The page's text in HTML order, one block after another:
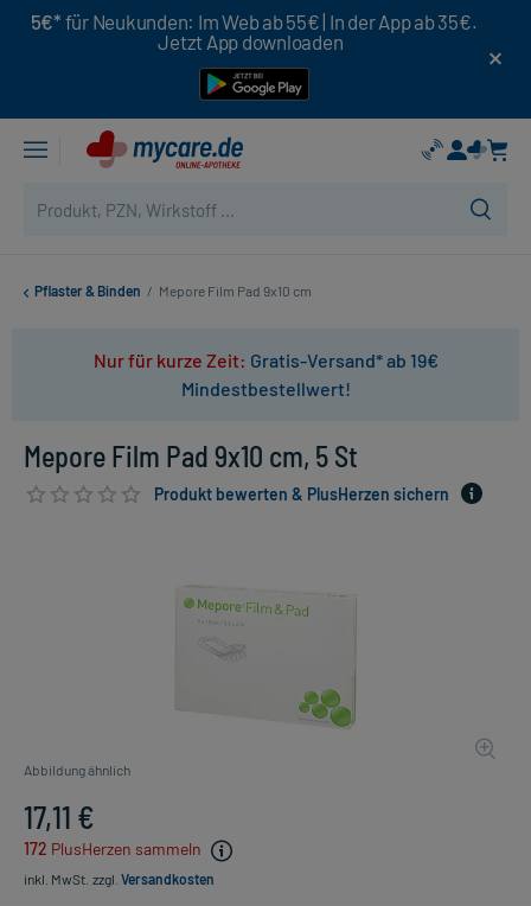
5€* für Neukunden: Im Web ab 55€ | In der App ab 35€.
Jetzt App downloaden
Pflaster & Binden / Mepore Film Pad 9x10 cm
Nur für kurze Zeit: Gratis-Versand* ab 19€
Mindestbestellwert!
Mepore Film Pad 9x10 cm, 5 St
Produkt bewerten & PlusHerzen sichern
Abbildung ähnlich
17,11 €
172 PlusHerzen sammeln
inkl. MwSt. zzgl. Versandkosten